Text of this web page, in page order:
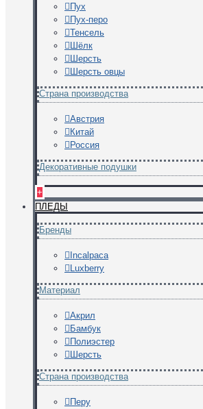
Пух
Пух-перо
Тенсель
Шёлк
Шерсть
Шерсть овцы
Страна производства
Австрия
Китай
Россия
Декоративные подушки
+
ПЛЕДЫ
Бренды
Incalpaca
Luxberry
Материал
Акрил
Бамбук
Полиэстер
Шерсть
Страна производства
Перу